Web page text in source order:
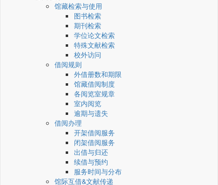
馆藏检索与使用
图书检索
期刊检索
学位论文检索
特殊文献检索
校外访问
借阅规则
外借册数和期限
馆藏借阅制度
各阅览室规章
室内阅览
逾期与遗失
借阅办理
开架借阅服务
闭架借阅服务
出借与归还
续借与预约
服务时间与分布
馆际互借&文献传递